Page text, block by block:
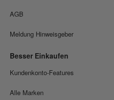
AGB
Meldung Hinweisgeber
Besser Einkaufen
Kundenkonto-Features
Alle Marken